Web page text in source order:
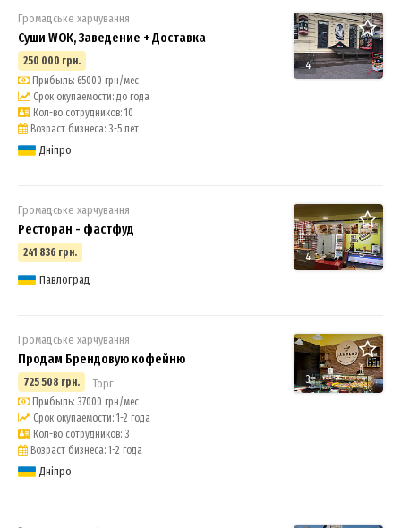
4
Громадське харчування
Суши WOK, Заведение + Доставка
250 000 грн.
Прибыль: 65000 грн/мес
Срок окупаемости: до года
Кол-во сотрудников: 10
Возраст бизнеса: 3-5 лет
Дніпро
4
Громадське харчування
Ресторан - фастфуд
241 836 грн.
Павлоград
3
Громадське харчування
Продам Брендовую кофейню
725 508 грн. Торг
Прибыль: 37000 грн/мес
Срок окупаемости: 1-2 года
Кол-во сотрудников: 3
Возраст бизнеса: 1-2 года
Дніпро